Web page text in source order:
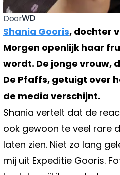
DoorWD
Shania Gooris, dochter
Morgen openlijk haar
wordt. De jonge vrouw,
De Pfaffs, getuigt over
de media verschijnt.
Shania vertelt dat de
ook gewoon te veel rare
laten zien. Niet zo lang
mij uit Expeditie Gooris.